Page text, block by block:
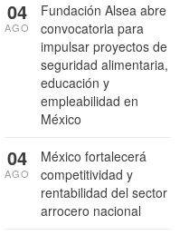
Fundación Alsea abre
convocatoria para
impulsar proyectos de
seguridad alimentaria,
educación y
empleabilidad en
México
04
AGO
México fortalecerá
competitividad y
rentabilidad del sector
arrocero nacional
04
AGO